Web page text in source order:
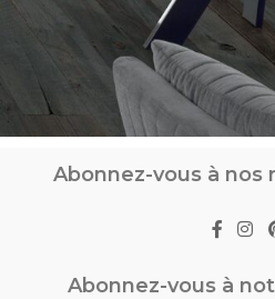
Abonnez-vous à nos
Abonnez-vous à